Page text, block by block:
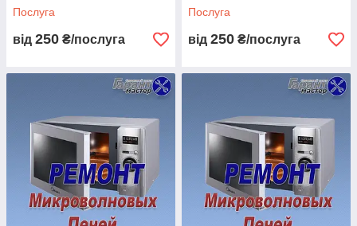
Безплатна консультація телефоном!
Виїзд майстер безплатно, якщо ми ремонтуємо!
Послуга
від 250 ₴/послуга
Послуга
від 250 ₴/послуга